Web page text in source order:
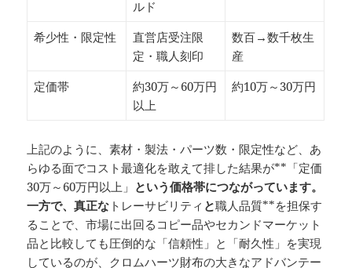
ルド
希少性・限定性
直営店受注限
定・職人刻印
数百→数千枚生
産
定価帯
約30万～60万円
以上
約10万～30万円
上記のように、素材・製法・パーツ数・限定性など、あ
らゆる面でコスト最適化を敢えて排した結果が**「定価
30万～60万円以上」 という価格帯につながっています。
一方で、真正な トレーサビリティ と職人品質**を担保す
ることで、市場に出回るコピー品やセカンドマーケット
品と比較しても圧倒的な「信頼性」と「耐久性」を実現
しているのが、クロムハーツ財布の大きなアドバンテー